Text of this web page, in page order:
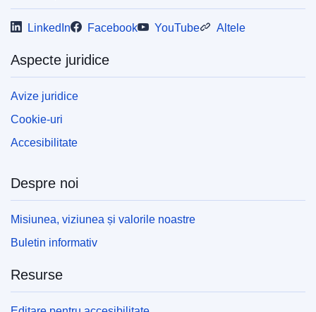
LinkedIn Facebook YouTube Altele
Aspecte juridice
Avize juridice
Cookie-uri
Accesibilitate
Despre noi
Misiunea, viziunea și valorile noastre
Buletin informativ
Resurse